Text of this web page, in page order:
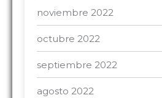
noviembre 2022
octubre 2022
septiembre 2022
agosto 2022